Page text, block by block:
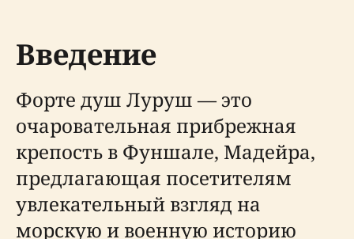
Введение
Форте душ Луруш — это
очаровательная прибрежная
крепость в Фуншале, Мадейра,
предлагающая посетителям
увлекательный взгляд на
морскую и военную историю